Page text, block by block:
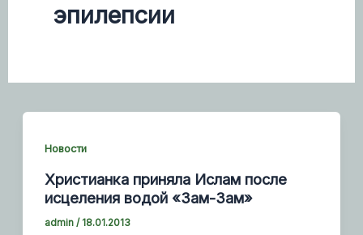
эпилепсии
Новости
Христианка приняла Ислам после
исцеления водой «Зам-Зам»
admin/ 18.01.2013